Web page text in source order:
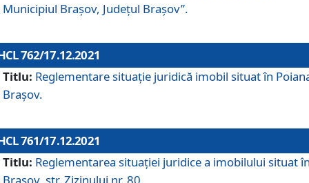
Municipiul Brașov, Județul Brașov”.
762/17.12.2021
Titlu: Reglementare situație juridică imobil situat în
Brașov.
761/17.12.2021
Titlu: Reglementarea situației juridice a imobilului situat